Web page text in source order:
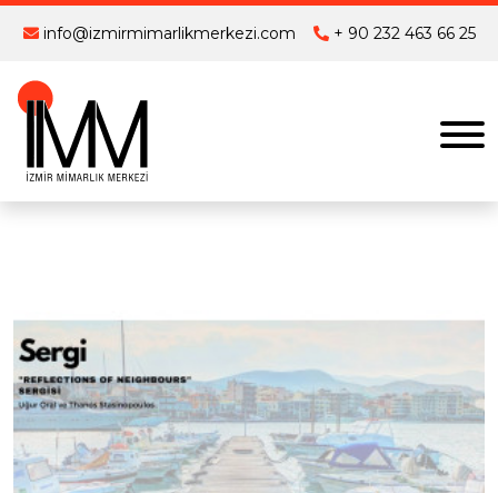
info@izmirmimarlikmerkezi.com + 90 232 463 66 25